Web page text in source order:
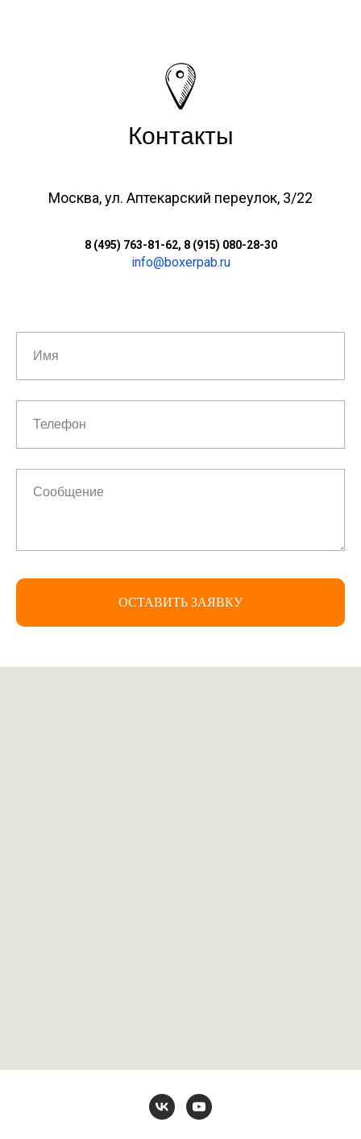
Контакты
Москва, ул. Аптекарский переулок, 3/22
8 (495) 763-81-62, 8 (915) 080-28-30
info@boxerpab.ru
ОСТАВИТЬ ЗАЯВКУ